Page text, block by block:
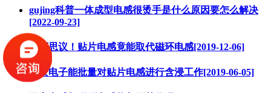
gujing科普一体成型电感很烫手是什么原因要怎么解决
[2022-09-23]
不可思议！贴片电感竟能取代磁环电感[2019-12-06]
谷景电子能批量对贴片电感进行含浸工作[2019-06-05]